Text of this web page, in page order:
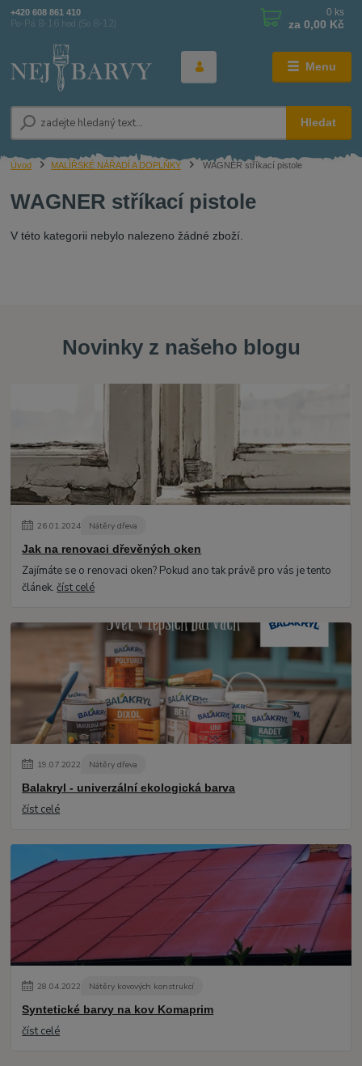
Menu
Hledat
+420 608 861 410
Po-Pá 8-16 hod (So 8-12)
0 ks
za 0,00 Kč
Úvod MALÍŘSKÉ NÁŘADÍ A DOPLŇKY WAGNER stříkací pistole
WAGNER stříkací pistole
V této kategorii nebylo nalezeno žádné zboží.
Novinky z našeho blogu
26.01.2024 Nátěry dřeva
Jak na renovaci dřevěných oken
Zajímáte se o renovaci oken? Pokud ano tak právě pro vás je tento
článek.číst celé
19.07.2022 Nátěry dřeva
Balakryl - univerzální ekologická barva
číst celé
28.04.2022 Nátěry kovových konstrukcí
Syntetické barvy na kov Komaprim
číst celé